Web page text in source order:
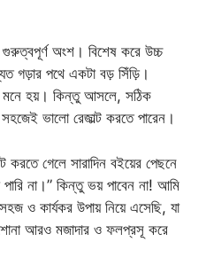
গুরুত্বপূর্ণ অংশ। বিশেষ করে উচ্চ
গড়ার পথে একটা বড় সিঁড়ি।
মনে হয়। কিন্তু আসলে, সঠিক
ভালো রেজাল্ট করতে পারেন।
গেলে সারাদিন বইয়ের পেছনে
না।” কিন্তু ভয় পাবেন না! আমি
ও কার্যকর উপায় নিয়ে এসেছি, যা
আরও মজাদার ও ফলপ্রসূ করে